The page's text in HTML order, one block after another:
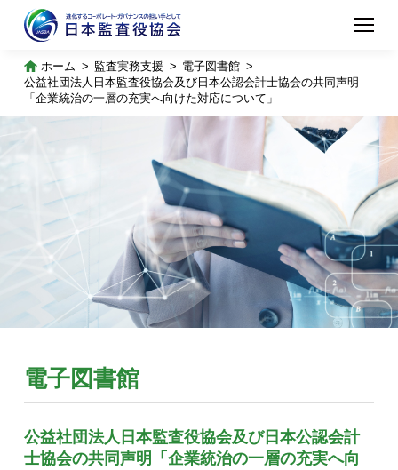
ホーム 監査実務支援
電子図書館
公益社団法人日本監査役協会及び日本公認会計士協会の共同声明
「企業統治の一層の充実へ向けた対応について」
電子図書館
公益社団法人日本監査役協会及び日本公認会計
士協会の共同声明「企業統治の一層の充実へ向